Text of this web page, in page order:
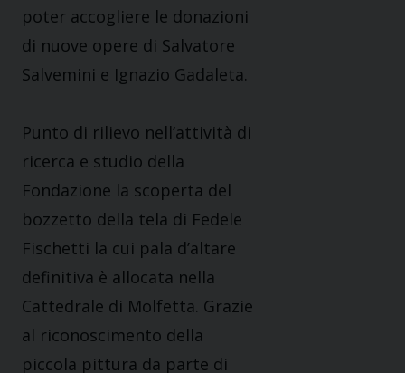
poter accogliere le donazioni
di nuove opere di Salvatore
Salvemini e Ignazio Gadaleta.
Punto di rilievo nell’attività di
ricerca e studio della
Fondazione la scoperta del
bozzetto della tela di Fedele
Fischetti la cui pala d’altare
definitiva è allocata nella
Cattedrale di Molfetta. Grazie
al riconoscimento della
piccola pittura da parte di